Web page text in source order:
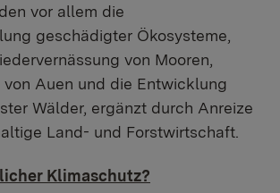
vor allem die
geschädigter Ökosysteme,
von Mooren,
von Auen und die Entwicklung
Wälder, ergänzt durch Anreize
Land- und Forstwirtschaft.
Klimaschutz?